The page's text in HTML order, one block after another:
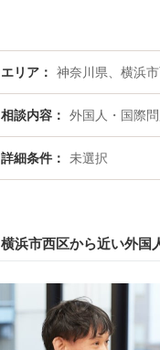
エリア 神奈川県、横浜
相談内容 外国人・国際問
詳細条件 未選択
横浜市西区から近い外国